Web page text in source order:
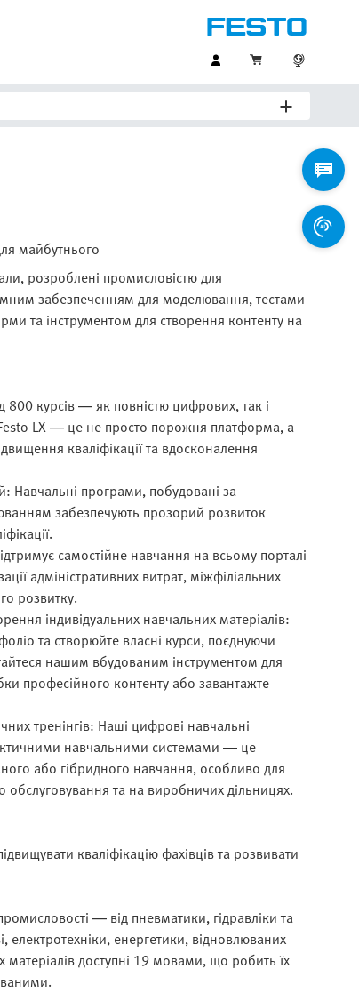
майбутнього
розроблені промисловістю для
забезпеченням для моделювання, тестами
та інструментом для створення контенту на
800 курсів — як повністю цифрових, так і
LX — це не просто порожня платформа, а
кваліфікації та вдосконалення
Навчальні програми, побудовані за
забезпечують прозорий розвиток
самостійне навчання на всьому порталі
адміністративних витрат, міжфіліальних
розвитку.
індивідуальних навчальних матеріалів:
та створюйте власні курси, поєднуючи
нашим вбудованим інструментом для
професійного контенту або завантажте
тренінгів: Наші цифрові навчальні
навчальними системами — це
або гібридного навчання, особливо для
обслуговування та на виробничих дільницях.
кваліфікацію фахівців та розвивати
— від пневматики, гідравліки та
електротехніки, енергетики, відновлюваних
матеріалів доступні 19 мовами, що робить їх